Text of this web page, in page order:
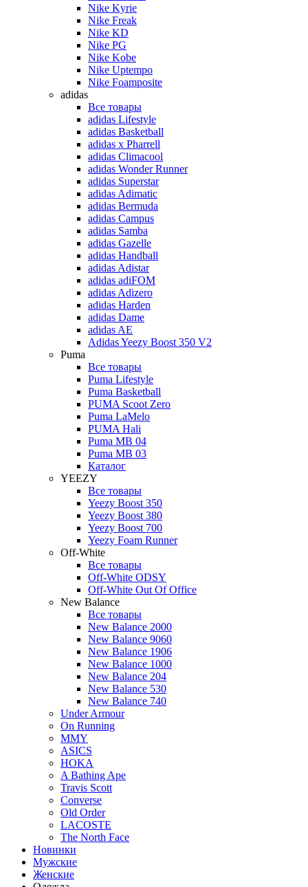
Nike Kyrie
Nike Freak
Nike KD
Nike PG
Nike Kobe
Nike Uptempo
Nike Foamposite
adidas
Все товары
adidas Lifestyle
adidas Basketball
adidas x Pharrell
adidas Climacool
adidas Wonder Runner
adidas Superstar
adidas Adimatic
adidas Bermuda
adidas Campus
adidas Samba
adidas Gazelle
adidas Handball
adidas Adistar
adidas adiFOM
adidas Adizero
adidas Harden
adidas Dame
adidas AE
Adidas Yeezy Boost 350 V2
Puma
Все товары
Puma Lifestyle
Puma Basketball
PUMA Scoot Zero
Puma LaMelo
PUMA Hali
Puma MB 04
Puma MB 03
Каталог
YEEZY
Все товары
Yeezy Boost 350
Yeezy Boost 380
Yeezy Boost 700
Yeezy Foam Runner
Off-White
Все товары
Off-White ODSY
Off-White Out Of Office
New Balance
Все товары
New Balance 2000
New Balance 9060
New Balance 1906
New Balance 1000
New Balance 204
New Balance 530
New Balance 740
Under Armour
On Running
MMY
ASICS
HOKA
A Bathing Ape
Travis Scott
Converse
Old Order
LACOSTE
The North Face
Новинки
Мужские
Женские